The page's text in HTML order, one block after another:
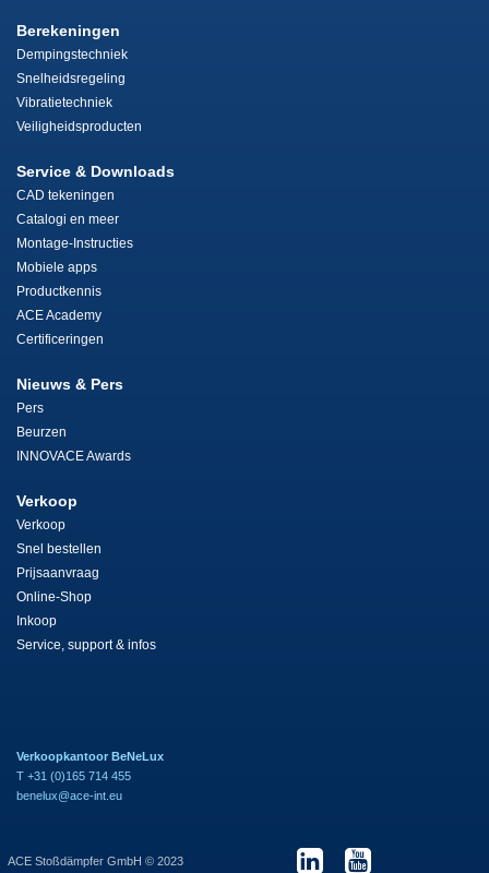
Berekeningen
Dempingstechniek
Snelheidsregeling
Vibratietechniek
Veiligheidsproducten
Service & Downloads
CAD tekeningen
Catalogi en meer
Montage-Instructies
Mobiele apps
Productkennis
ACE Academy
Certificeringen
Nieuws & Pers
Pers
Beurzen
INNOVACE Awards
Verkoop
Verkoop
Snel bestellen
Prijsaanvraag
Online-Shop
Inkoop
Service, support & infos
Verkoopkantoor BeNeLux
T +31 (0)165 714 455
benelux@ace-int.eu
ACE Stoßdämpfer GmbH © 2023